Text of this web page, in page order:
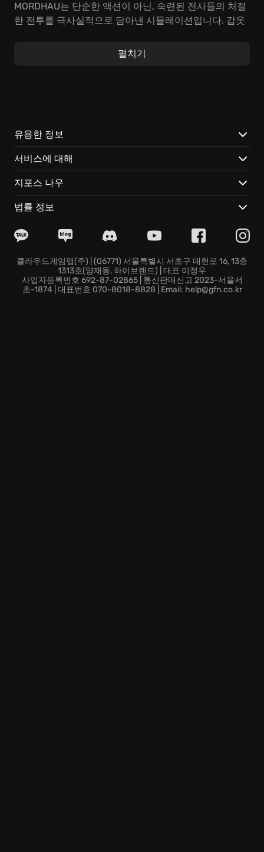
MORDHAU는 단순한 액션이 아닌, 숙련된 전사들의 처절
한 전투를 극사실적으로 담아낸 시뮬레이션입니다. 갑옷
전투처럼 느껴집니다. 섬세한 조작과 날카로운 전략으로
수백 가지 갑옷과 무기, 외형 조합으로 개성을 뽐내는 나
만의 전사를 창조하십시오.
수십 명이 격돌하는 대규모 공성전, 치밀한 전략과 완벽
한 팀워크로 승리를 거머쥐십시오.
지금 바로 MORDHAU에 합류하여 전장의 함성을 느껴보
십시오! 당신의 손으로 역사를 써내려갈 기회입니다.
펼치기
유용한 정보
서비스에 대해
지포스 나우
법률 정보
클라우드게임랩(주) | (06771) 서울특별시 서초구 매헌로 16, 13층
1313호(양재동, 하이브랜드) | 대표 이정우
사업자등록번호 692-87-02865 | 통신판매신고 2023-서울서
초-1874 | 대표번호 070-8018-8828 | Email: help@gfn.co.kr